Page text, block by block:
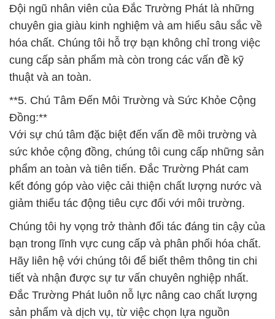
Đội ngũ nhân viên của Đắc Trường Phát là những
chuyên gia giàu kinh nghiệm và am hiểu sâu sắc về
hóa chất. Chúng tôi hỗ trợ bạn không chỉ trong việc
cung cấp sản phẩm mà còn trong các vấn đề kỹ
thuật và an toàn.
**5. Chú Tâm Đến Môi Trường và Sức Khỏe Cộng
Đồng:**
Với sự chú tâm đặc biệt đến vấn đề môi trường và
sức khỏe cộng đồng, chúng tôi cung cấp những sản
phẩm an toàn và tiên tiến. Đắc Trường Phát cam
kết đóng góp vào việc cải thiện chất lượng nước và
giảm thiểu tác động tiêu cực đối với môi trường.
Chúng tôi hy vọng trở thành đối tác đáng tin cậy của
bạn trong lĩnh vực cung cấp và phân phối hóa chất.
Hãy liên hệ với chúng tôi để biết thêm thông tin chi
tiết và nhận được sự tư vấn chuyên nghiệp nhất.
Đắc Trường Phát luôn nỗ lực nâng cao chất lượng
sản phẩm và dịch vụ, từ việc chọn lựa nguồn